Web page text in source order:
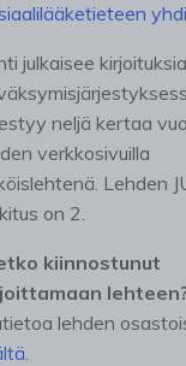
julkaisee kirjoituksia
neljä kertaa
verkkosivuilla
Lehden
on 2.
kiinnostunut
lehden
.